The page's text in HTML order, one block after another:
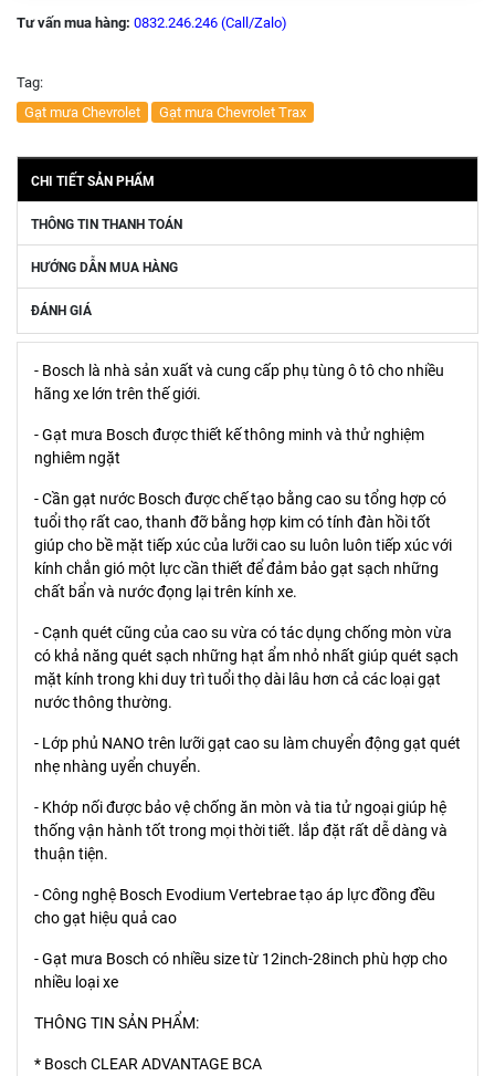
Tư vấn mua hàng: 0832.246.246 (Call/Zalo)
Tag:
Gạt mưa Chevrolet
Gạt mưa Chevrolet Trax
CHI TIẾT SẢN PHẨM
THÔNG TIN THANH TOÁN
HƯỚNG DẪN MUA HÀNG
ĐÁNH GIÁ
- Bosch là nhà sản xuất và cung cấp phụ tùng ô tô cho nhiều
hãng xe lớn trên thế giới.
- Gạt mưa Bosch được thiết kế thông minh và thử nghiệm
nghiêm ngặt
- Cần gạt nước Bosch được chế tạo bằng cao su tổng hợp có
tuổi thọ rất cao, thanh đỡ bằng hợp kim có tính đàn hồi tốt
giúp cho bề mặt tiếp xúc của lưỡi cao su luôn luôn tiếp xúc với
kính chắn gió một lực cần thiết để đảm bảo gạt sạch những
chất bẩn và nước đọng lại trên kính xe.
- Cạnh quét cũng của cao su vừa có tác dụng chống mòn vừa
có khả năng quét sạch những hạt ẩm nhỏ nhất giúp quét sạch
mặt kính trong khi duy trì tuổi thọ dài lâu hơn cả các loại gạt
nước thông thường.
- Lớp phủ NANO trên lưỡi gạt cao su làm chuyển động gạt quét
nhẹ nhàng uyển chuyển.
- Khớp nối được bảo vệ chống ăn mòn và tia tử ngoại giúp hệ
thống vận hành tốt trong mọi thời tiết. lắp đặt rất dễ dàng và
thuận tiện.
- Công nghệ Bosch Evodium Vertebrae tạo áp lực đồng đều
cho gạt hiệu quả cao
- Gạt mưa Bosch có nhiều size từ 12inch-28inch phù hợp cho
nhiều loại xe
THÔNG TIN SẢN PHẨM:
* Bosch CLEAR ADVANTAGE BCA